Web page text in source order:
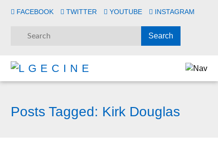
FACEBOOK TWITTER YOUTUBE INSTAGRAM
Posts Tagged: Kirk Douglas